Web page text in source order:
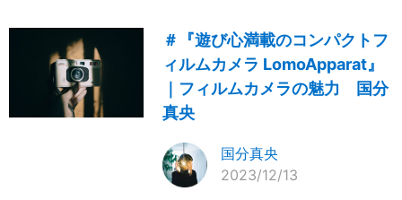
＃『遊び心満載のコンパクトフ
ィルムカメラ LomoApparat』
｜フィルムカメラの魅力 国分
真央
国分真央
2023/12/13